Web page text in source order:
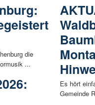
die
...
Es hört
Gemeinde